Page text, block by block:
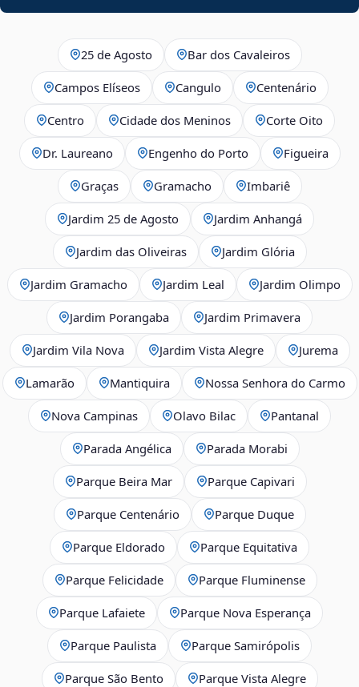
25 de Agosto Bar dos Cavaleiros
Campos Elíseos Cangulo Centenário
Centro Cidade dos Meninos Corte Oito
Dr. Laureano Engenho do Porto Figueira
Graças Gramacho Imbariê
Jardim 25 de Agosto Jardim Anhangá
Jardim das Oliveiras Jardim Glória
Jardim Gramacho Jardim Leal Jardim Olimpo
Jardim Porangaba Jardim Primavera
Jardim Vila Nova Jardim Vista Alegre Jurema
Lamarão Mantiquira Nossa Senhora do Carmo
Nova Campinas Olavo Bilac Pantanal
Parada Angélica Parada Morabi
Parque Beira Mar Parque Capivari
Parque Centenário Parque Duque
Parque Eldorado Parque Equitativa
Parque Felicidade Parque Fluminense
Parque Lafaiete Parque Nova Esperança
Parque Paulista Parque Samirópolis
Parque São Bento Parque Vista Alegre